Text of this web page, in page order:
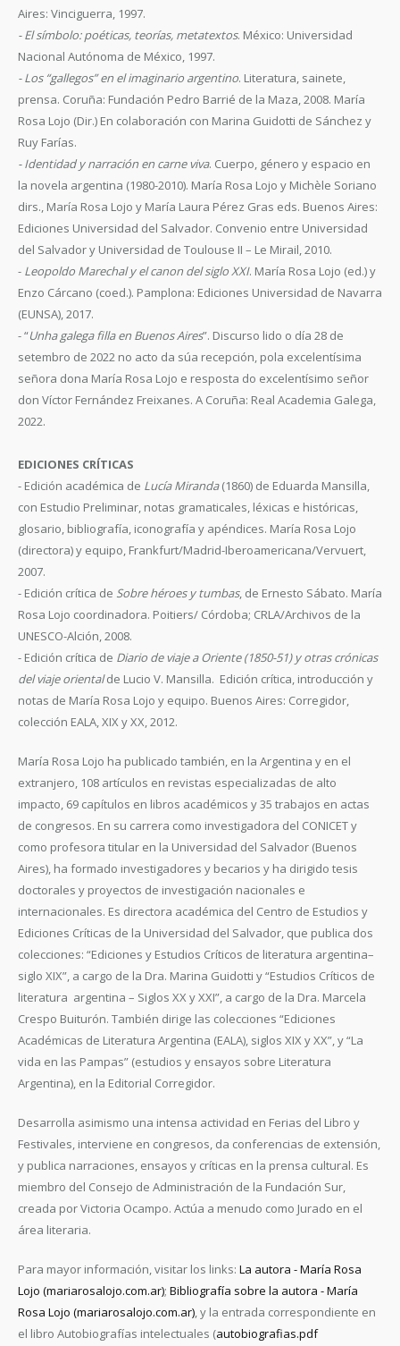
Aires: Vinciguerra, 1997.
- El símbolo: poéticas, teorías, metatextos. México: Universidad
Nacional Autónoma de México, 1997.
- Los “gallegos” en el imaginario argentino. Literatura, sainete,
prensa. Coruña: Fundación Pedro Barrié de la Maza, 2008. María
Rosa Lojo (Dir.) En colaboración con Marina Guidotti de Sánchez y
Ruy Farías.
- Identidad y narración en carne viva. Cuerpo, género y espacio en
la novela argentina (1980-2010). María Rosa Lojo y Michèle Soriano
dirs., María Rosa Lojo y María Laura Pérez Gras eds. Buenos Aires:
Ediciones Universidad del Salvador. Convenio entre Universidad
del Salvador y Universidad de Toulouse II – Le Mirail, 2010.
- Leopoldo Marechal y el canon del siglo XXI. María Rosa Lojo (ed.) y
Enzo Cárcano (coed.). Pamplona: Ediciones Universidad de Navarra
(EUNSA), 2017.
- “Unha galega filla en Buenos Aires”. Discurso lido o día 28 de
setembro de 2022 no acto da súa recepción, pola excelentísima
señora dona María Rosa Lojo e resposta do excelentísimo señor
don Víctor Fernández Freixanes. A Coruña: Real Academia Galega,
2022.
EDICIONES CRÍTICAS
- Edición académica de Lucía Miranda(1860) de Eduarda Mansilla,
con Estudio Preliminar, notas gramaticales, léxicas e históricas,
glosario, bibliografía, iconografía y apéndices. María Rosa Lojo
(directora) y equipo, Frankfurt/Madrid-Iberoamericana/Vervuert,
2007.
- Edición crítica de Sobre héroes y tumbas, de Ernesto Sábato. María
Rosa Lojo coordinadora. Poitiers/ Córdoba; CRLA/Archivos de la
UNESCO-Alción, 2008.
- Edición crítica de Diario de viaje a Oriente (1850-51) y otras crónicas
del viaje orientalde Lucio V. Mansilla. Edición crítica, introducción y
notas de María Rosa Lojo y equipo. Buenos Aires: Corregidor,
colección EALA, XIX y XX, 2012.
María Rosa Lojo ha publicado también, en la Argentina y en el
extranjero, 108 artículos en revistas especializadas de alto
impacto, 69 capítulos en libros académicos y 35 trabajos en actas
de congresos. En su carrera como investigadora del CONICET y
como profesora titular en la Universidad del Salvador (Buenos
Aires), ha formado investigadores y becarios y ha dirigido tesis
doctorales y proyectos de investigación nacionales e
internacionales. Es directora académica del Centro de Estudios y
Ediciones Críticas de la Universidad del Salvador, que publica dos
colecciones: “Ediciones y Estudios Críticos de literatura argentina–
siglo XIX”, a cargo de la Dra. Marina Guidotti y “Estudios Críticos de
literatura argentina – Siglos XX y XXI”, a cargo de la Dra. Marcela
Crespo Buiturón. También dirige las colecciones “Ediciones
Académicas de Literatura Argentina (EALA), siglos XIX y XX”, y “La
vida en las Pampas” (estudios y ensayos sobre Literatura
Argentina), en la Editorial Corregidor.
Desarrolla asimismo una intensa actividad en Ferias del Libro y
Festivales, interviene en congresos, da conferencias de extensión,
y publica narraciones, ensayos y críticas en la prensa cultural. Es
miembro del Consejo de Administración de la Fundación Sur,
creada por Victoria Ocampo. Actúa a menudo como Jurado en el
área literaria.
Para mayor información, visitar los links: La autora - María Rosa
Lojo (mariarosalojo.com.ar); Bibliografía sobre la autora - María
Rosa Lojo (mariarosalojo.com.ar), y la entrada correspondiente en
el libro Autobiografías intelectuales (autobiografias.pdf